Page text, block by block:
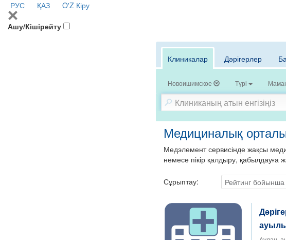
РУС ҚАЗ O'Z Кіру
Ашу/Кішірейту
Клиникалар Дәрігерлер
Новоишимское Түрі
Медициналық
Медэлемент сервисінде жақсы
немесе пікір қалдыру, қабылдауға
Сұрыптау: Рейтинг бойынша